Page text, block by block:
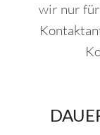
wir nur